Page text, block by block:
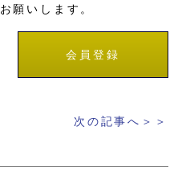
願いします。
会員登録
次の記事へ＞＞